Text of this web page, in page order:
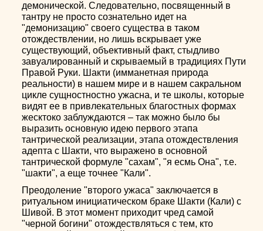
демонической. Следовательно, посвященный в
тантру не просто сознательно идет на
"демонизацию" своего существа в таком
отождествлении, но лишь вскрывает уже
существующий, объективный факт, стыдливо
завуалированный и скрываемый в традициях Пути
Правой Руки. Шакти (имманетная природа
реальности) в нашем мире и в нашем сакральном
цикле сущностностно ужасна, и те школы, которые
видят ее в привлекательных благостных формах
жесктоко заблуждаются – так можно было бы
выразить основную идею первого этапа
тантрической реализации, этапа отождествления
адепта с Шакти, что выражено в основной
тантрической формуле "сахам", "я есмь Она", т.е.
"шакти", а еще точнее "Кали".
Преодоление "второго ужаса" заключается в
ритуальном инициатическом браке Шакти (Кали) с
Шивой. В этот момент приходит чред самой
"черной богини" отождествляться с тем, кто